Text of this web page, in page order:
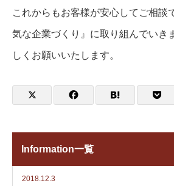
これからもお客様が安心してご相談
気な企業づくり』に取り組んでいき
しくお願いいたします。
Information一覧
2018.12.3